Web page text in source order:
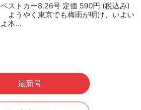
ベストカー8.26号 定価 590円 (税込み)
ようやく東京でも梅雨が明け、いよい
よ本…
最新号